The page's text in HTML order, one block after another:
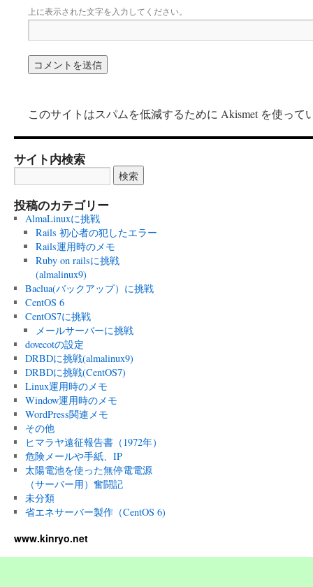
上に表示された文字を入力してください。
このサイトはスパムを低減するために Akismet を使って
サイト内検索
投稿のカテゴリー
AlmaLinuxに挑戦
Rails 初心者の犯したエラー
Rails運用時のメモ
Ruby on railsに挑戦
(almalinux9)
Baclua(バックアップ）に挑戦
CentOS 6
CentOS7に挑戦
メールサーバーに挑戦
dovecotの設定
DRBDに挑戦(almalinux9)
DRBDに挑戦(CentOS7)
Linux運用時のメモ
Window運用時のメモ
WordPress関連メモ
その他
ヒマラヤ遠征報告書（1972年）
危険メールや手紙、IP
太陽電池を使った無停電電源
（サーバー用）奮闘記
未分類
省エネサーバー製作（CentOS 6)
www.kinryo.net